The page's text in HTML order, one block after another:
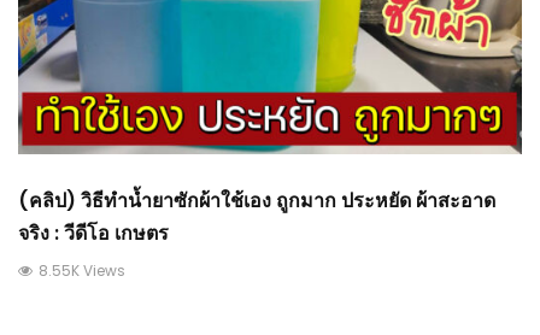
(คลิป) วิธีทําน้ำยาซักผ้าใช้เอง ถูกมาก ประหยัด ผ้าสะอาด
จริง : วีดีโอ เกษตร
8.55K Views